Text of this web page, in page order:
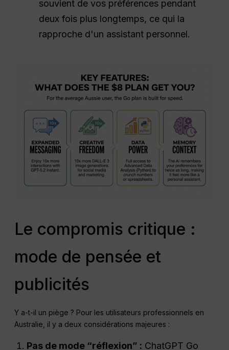
souvient de vos préférences pendant
deux fois plus longtemps, ce qui la
rapproche d'un assistant personnel.
Le compromis critique :
mode de pensée et
publicités
Y a-t-il un piège ? Pour les utilisateurs professionnels en
Australie, il y a deux considérations majeures :
Pas de mode “réflexion” : ChatGPT Go